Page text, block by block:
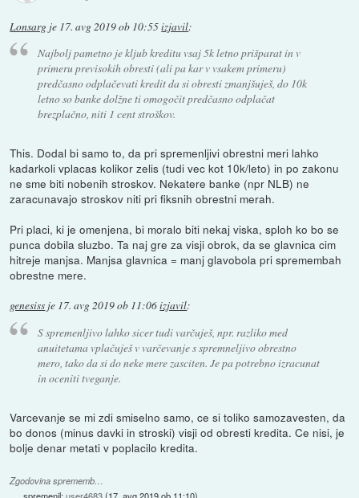
Lonsarg je 17. avg 2019 ob 10:55izjavil:
Najbolj pametno je kljub kreditu vsaj 5k letno prišparat in v
primeru previsokih obresti (ali pa kar v vsakem primeru)
predčasno odplačevati kredit da si obresti zmanjšuješ, do 10k
letno so banke dolžne ti omogočit predčasno odplačat
brezplačno, niti 1 cent stroškov.
This. Dodal bi samo to, da pri spremenljivi obrestni meri lahko
kadarkoli vplacas kolikor zelis (tudi vec kot 10k/leto) in po zakonu
ne sme biti nobenih stroskov. Nekatere banke (npr NLB) ne
zaracunavajo stroskov niti pri fiksnih obrestni merah.
Pri placi, ki je omenjena, bi moralo biti nekaj viska, sploh ko bo se
punca dobila sluzbo. Ta naj gre za visji obrok, da se glavnica cim
hitreje manjsa. Manjsa glavnica = manj glavobola pri spremembah
obrestne mere.
genesiss je 17. avg 2019 ob 11:06izjavil:
S spremenljivo lahko sicer tudi varčuješ, npr. razliko med
anuitetama vplačuješ v varčevanje s spremneljivo obrestno
mero, tako da si do neke mere zasciten. Je pa potrebno izracunat
in oceniti tveganje.
Varcevanje se mi zdi smiselno samo, ce si toliko samozavesten, da
bo donos (minus davki in stroski) visji od obresti kredita. Ce nisi, je
bolje denar metati v poplacilo kredita.
Zgodovina sprememb…
spremenil:user4683(17. avg 2019 ob 11:10)